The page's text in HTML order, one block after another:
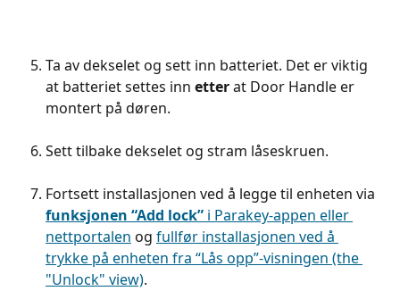
Ta av dekselet og sett inn batteriet. Det er viktig
at batteriet settes inn etter at Door Handle er
montert på døren.
Sett tilbake dekselet og stram låseskruen.
Fortsett installasjonen ved å legge til enheten via
funksjonen “Add lock” i Parakey-appen eller
nettportalen og fullfør installasjonen ved å
trykke på enheten fra “Lås opp”-visningen (the
"Unlock" view).